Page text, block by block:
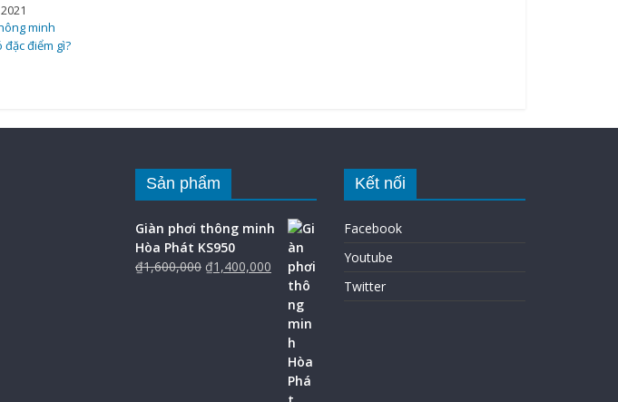
minh
đặc điểm gì?
Sản phẩm
Giàn phơi thông minh
Hòa Phát KS950
₫1,600,000 ₫1,400,000
Kết nối
Facebook
Youtube
Twitter